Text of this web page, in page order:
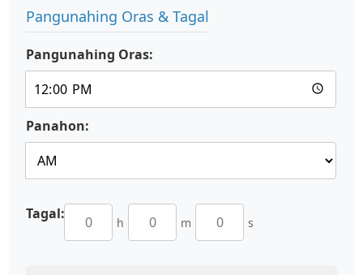
Pangunahing Oras & Tagal
Pangunahing Oras:
Panahon:
Tagal: h m s